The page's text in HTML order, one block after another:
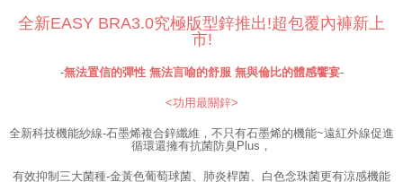
Ketiga, Syarat Perkhidmatan
Perkhidmatan AFTEE Beli Sekarang Bayar Kemudian disediakan oleh NP
akan menggunakan data peribadi yang dikumpul (termasuk nama
penggunaan perkhidmatan. Sila rujuk kepada "Penyata Pengumpulan
(https://aftee.tw/privacypolicy/) untuk maklumat lanjut.
Jumlah yang diperakui untuk pengguna kali pertama yang lulus
全新EASY BRA3.0究極版型鋅推出!超包覆內褲新上
市!
-無法置信的彈性 無法言喻的舒服 無與倫比的體感饗宴-
<功用最關鋅>
全新科技機能紗線-石墨烯複合鋅纖維，不只有石墨烯的機能~遠紅外線促進
循環還擁有抗菌防臭Plus，
有效抑制三大菌種-金黃色葡萄球菌、肺炎桿菌、白色念珠菌更有涼感機能